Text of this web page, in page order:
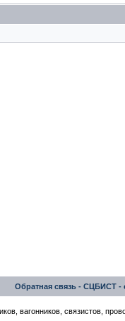
Обратная связь - СЦБИСТ -
вагонников, связистов,